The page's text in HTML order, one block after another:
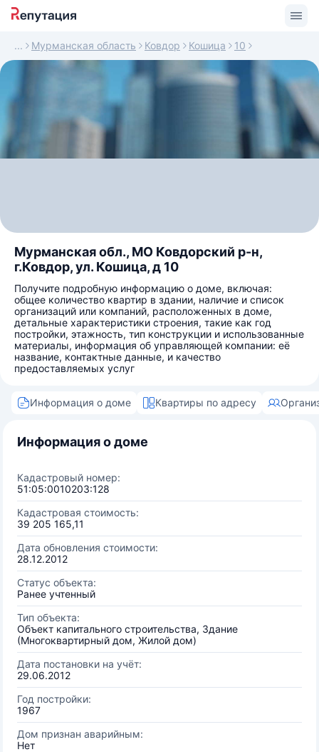
Мурманская область Ковдор Кошица 10
Мурманская обл., МО Ковдорский р-н,
г.Ковдор, ул. Кошица, д 10
Получите подробную информацию о доме, включая:
общее количество квартир в здании, наличие и список
организаций или компаний, расположенных в доме,
детальные характеристики строения, такие как год
постройки, этажность, тип конструкции и использованные
материалы, информация об управляющей компании: её
название, контактные данные, и качество
предоставляемых услуг
Информация о доме Квартиры по адресу
Информация о доме
Кадастровый номер:
51:05:0010203:128
Кадастровая стоимость:
39 205 165,11
Дата обновления стоимости:
28.12.2012
Статус объекта:
Ранее учтенный
Тип объекта:
Объект капитального строительства, Здание
(Многоквартирный дом, Жилой дом)
Дата постановки на учёт:
29.06.2012
Год постройки:
1967
Дом признан аварийным:
Нет